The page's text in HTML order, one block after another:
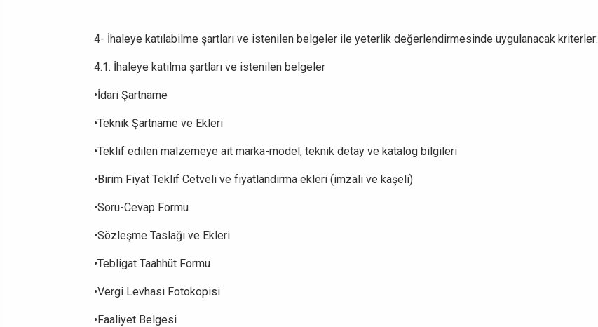
4- İhaleye katılabilme şartları ve istenilen belgeler ile yeterlik değerlendirmesinde uygulanacak kriterler:
4.1. İhaleye katılma şartları ve istenilen belgeler
•İdari Şartname
•Teknik Şartname ve Ekleri
•Teklif edilen malzemeye ait marka-model, teknik detay ve katalog bilgileri
•Birim Fiyat Teklif Cetveli ve fiyatlandırma ekleri (imzalı ve kaşeli)
•Soru-Cevap Formu
•Sözleşme Taslağı ve Ekleri
•Tebligat Taahhüt Formu
•Vergi Levhası Fotokopisi
•Faaliyet Belgesi